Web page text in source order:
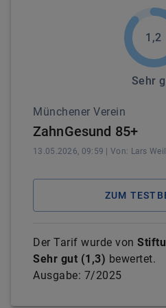
1,2
Sehr
Münchener Verein
ZahnGesund 85+
13.05.2026, 09:59 | Von: Lars
ZUM
Der Tarif wurde von
Sehr gut (1,3) bewertet.
Ausgabe: 7/2025